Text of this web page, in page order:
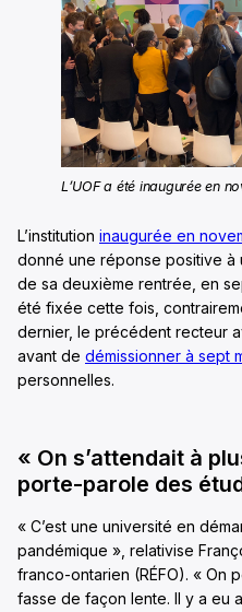
L’UOF a été inaugurée en
L’institution inaugurée en
donné une réponse positive
de sa deuxième rentrée, en
été fixée cette fois,
dernier, le précédent recteur
avant de démissionner à sept
personnelles.
« On s’attendait à
porte-parole des
« C’est une université en
pandémique », relativise
franco-ontarien (RÉFO). « On
fasse de façon lente. Il y a eu